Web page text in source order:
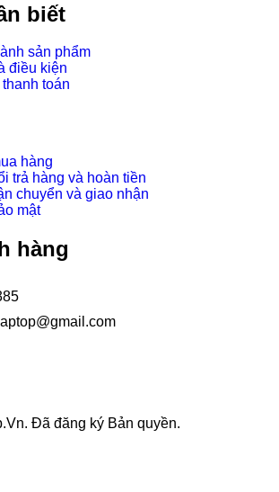
biết
sản phẩm
điều kiện
toán
hàng
trả hàng và hoàn tiền
chuyển và giao nhận
mật
hàng
Đã đăng ký Bản quyền.